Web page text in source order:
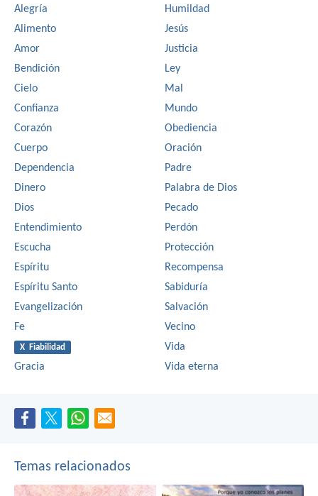
Alegría
Alimento
Amor
Bendición
Cielo
Confianza
Corazón
Cuerpo
Dependencia
Dinero
Dios
Entendimiento
Escucha
Espíritu
Espíritu Santo
Evangelización
Fe
X Fiabilidad
Gracia
Humildad
Jesús
Justicia
Ley
Mal
Mundo
Obediencia
Oración
Padre
Palabra de Dios
Pecado
Perdón
Protección
Recompensa
Sabiduría
Salvación
Vecino
Vida
Vida eterna
Temas relacionados